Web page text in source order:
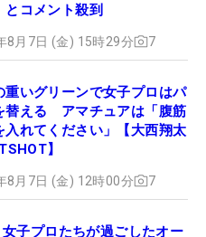
とコメント殺到
8月7日 (金) 15時29分 7
重いグリーンで女子プロはパ
替える アマチュアは「腹筋
入れてください」【大西翔太
】
8月7日 (金) 12時00分 7
女子プロたちが過ごしたオー